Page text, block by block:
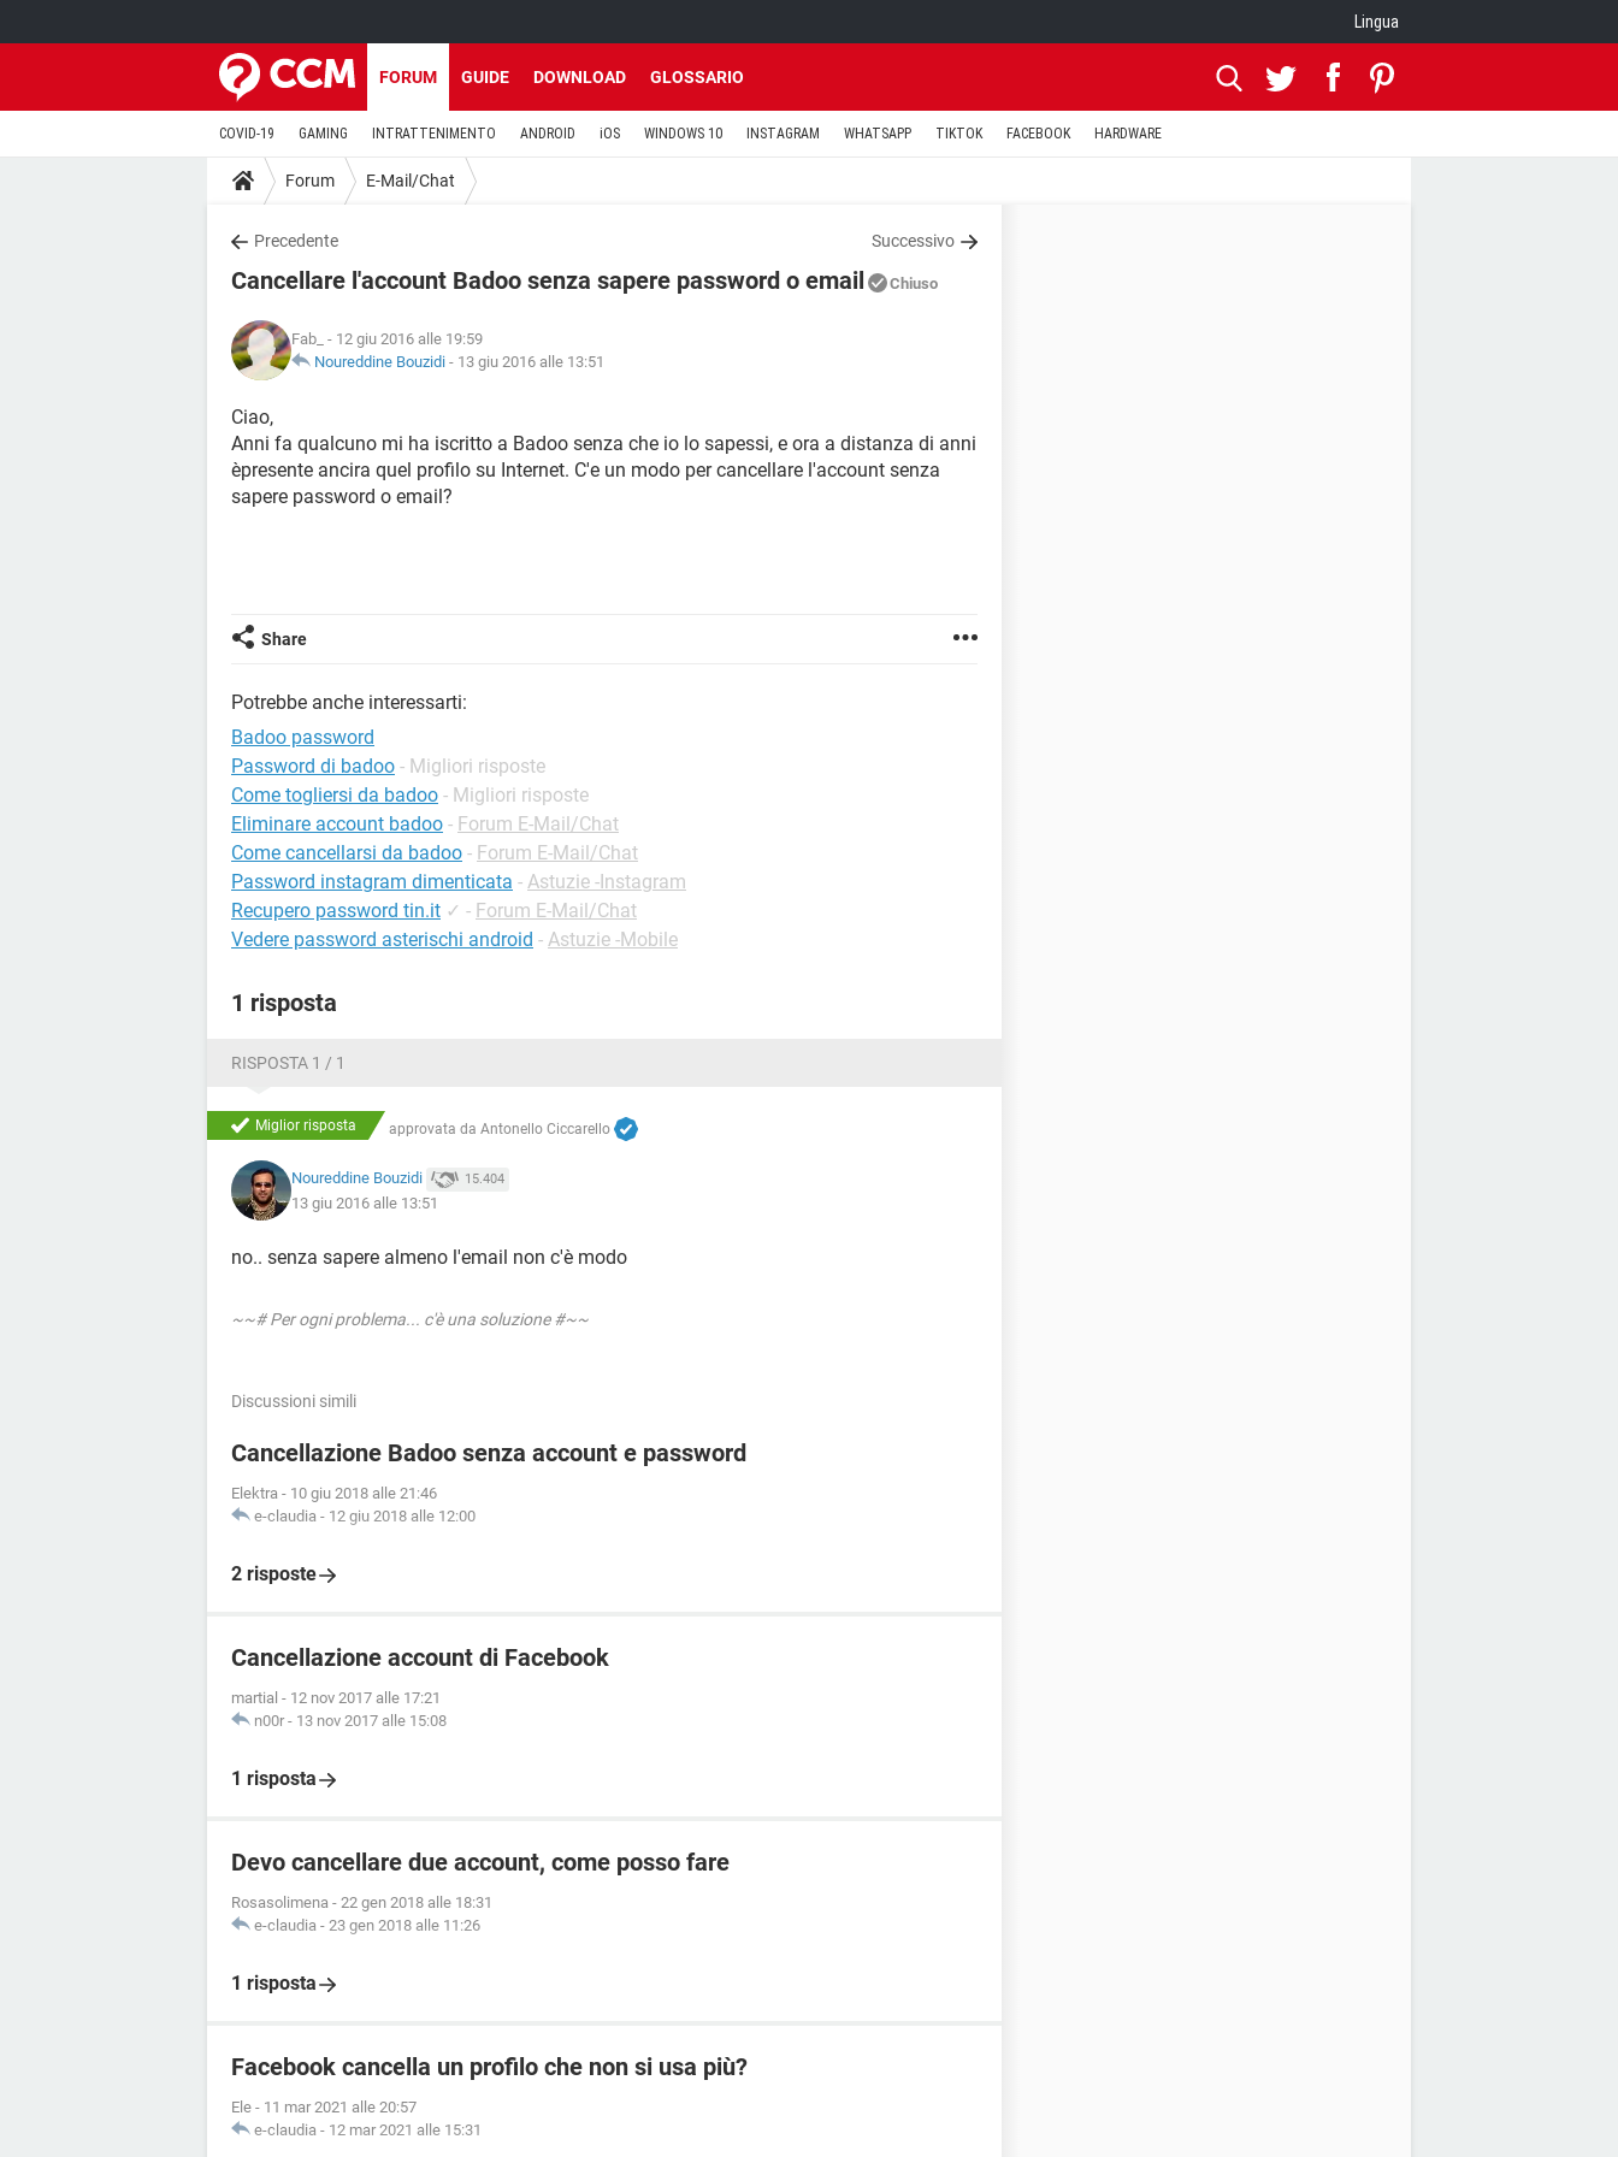
Lingua
FORUM GUIDE DOWNLOAD GLOSSARIO
COVID-19 GAMING INTRATTENIMENTO ANDROID iOS WINDOWS 10 INSTAGRAM WHATSAPP TIKTOK FACEBOOK HARDWARE
Forum E-Mail/Chat
Precedente Successivo
Cancellare l'account Badoo senza sapere password o email Chiuso
Fab_ - 12 giu 2016 alle 19:59
Noureddine Bouzidi - 13 giu 2016 alle 13:51
Ciao,
Anni fa qualcuno mi ha iscritto a Badoo senza che io lo sapessi, e ora a distanza di anni
èpresente ancira quel profilo su Internet. C'e un modo per cancellare l'account senza
sapere password o email?
Share
Potrebbe anche interessarti:
Badoo password
Password di badoo - Migliori risposte
Come togliersi da badoo - Migliori risposte
Eliminare account badoo - Forum E-Mail/Chat
Come cancellarsi da badoo - Forum E-Mail/Chat
Password instagram dimenticata - Astuzie -Instagram
Recupero password tin.it ✓ - Forum E-Mail/Chat
Vedere password asterischi android - Astuzie -Mobile
1 risposta
RISPOSTA 1 / 1
Miglior risposta approvata da Antonello Ciccarello
Noureddine Bouzidi 15.404
13 giu 2016 alle 13:51
no.. senza sapere almeno l'email non c'è modo
~~# Per ogni problema... c'è una soluzione #~~
Discussioni simili
Cancellazione Badoo senza account e password
Elektra - 10 giu 2018 alle 21:46
e-claudia - 12 giu 2018 alle 12:00
2 risposte
Cancellazione account di Facebook
martial - 12 nov 2017 alle 17:21
n00r - 13 nov 2017 alle 15:08
1 risposta
Devo cancellare due account, come posso fare
Rosasolimena - 22 gen 2018 alle 18:31
e-claudia - 23 gen 2018 alle 11:26
1 risposta
Facebook cancella un profilo che non si usa più?
Ele - 11 mar 2021 alle 20:57
e-claudia - 12 mar 2021 alle 15:31